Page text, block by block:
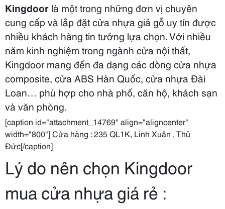
Kingdoor là một trong những đơn vị chuyên
cung cấp và lắp đặt cửa nhựa giả gỗ uy tín được
nhiều khách hàng tin tưởng lựa chọn. Với nhiều
năm kinh nghiệm trong ngành cửa nội thất,
Kingdoor mang đến đa dạng các dòng cửa nhựa
composite, cửa ABS Hàn Quốc, cửa nhựa Đài
Loan… phù hợp cho nhà phố, căn hộ, khách sạn
và văn phòng.
[caption id="attachment_14769" align="aligncenter"
width="800"] Cửa hàng : 235 QL1K, Linh Xuân , Thủ
Đức[/caption]
Lý do nên chọn Kingdoor
mua cửa nhựa giá rẻ :